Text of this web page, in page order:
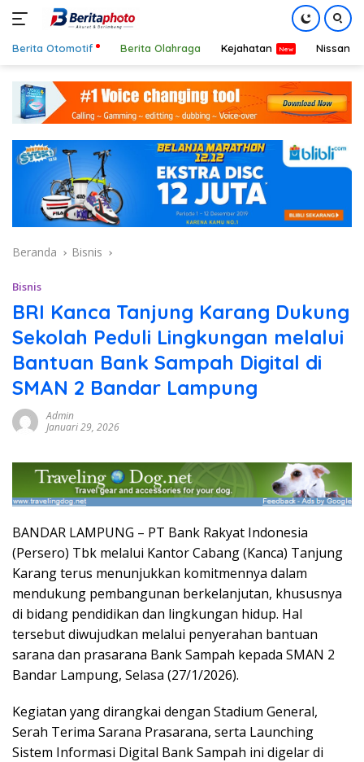
konten
Berita Otomotif Berita Olahraga Kejahatan Nissan
Beranda Bisnis
Bisnis
BRI Kanca Tanjung Karang Dukung
Sekolah Peduli Lingkungan melalui
Bantuan Bank Sampah Digital di
SMAN 2 Bandar Lampung
Admin
Januari 29, 2026
BANDAR LAMPUNG – PT Bank Rakyat Indonesia
(Persero) Tbk melalui Kantor Cabang (Kanca) Tanjung
Karang terus menunjukkan komitmennya dalam
mendukung pembangunan berkelanjutan, khususnya
di bidang pendidikan dan lingkungan hidup. Hal
tersebut diwujudkan melalui penyerahan bantuan
sarana dan prasarana Bank Sampah kepada SMAN 2
Bandar Lampung, Selasa (27/1/2026).
Kegiatan yang dirangkai dengan Stadium General,
Serah Terima Sarana Prasarana, serta Launching
Sistem Informasi Digital Bank Sampah ini digelar di